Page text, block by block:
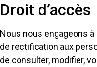
Droit d’accès
Nous nous engageons
de rectification aux
de consulter, modifier,